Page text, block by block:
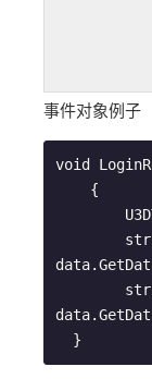
事件对象例子
void
  }